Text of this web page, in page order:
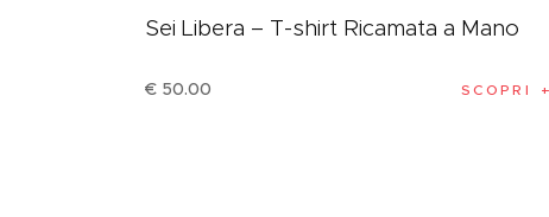
Sei Libera – T-shirt Ricamata a Mano
€ 50.00 SCOPRI